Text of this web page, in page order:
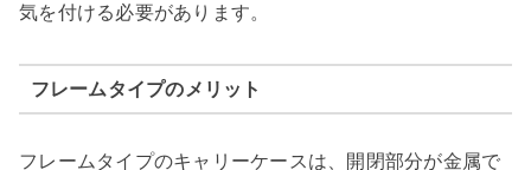
気を付ける必要があります。
フレームタイプのメリット
フレームタイプのキャリーケースは、開閉部分が金属で